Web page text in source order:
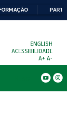
ENGLISH
ACESSIBILIDADE
A+ A-